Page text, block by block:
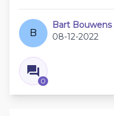
B
Bart Bouwens
08-12-2022
0